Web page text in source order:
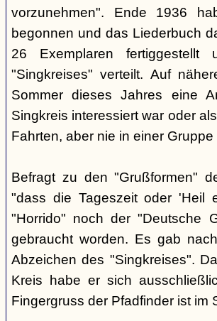
vorzunehmen". Ende 1936
begonnen und das Liederbuch
26 Exemplaren
"Singkreises" verteilt. Auf
Sommer dieses Jahres eine
Singkreis interessiert war oder
Fahrten, aber nie in einer
Befragt zu den "Grußformen"
"dass die Tageszeit oder 'Heil
"Horrido" noch der "Deutsche
gebraucht worden. Es gab
Abzeichen des "Singkreises".
Kreis habe er sich
Fingergruss der Pfadfinder ist im